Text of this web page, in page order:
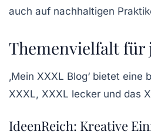
auch auf nachhaltigen
Themenvielfalt für
‚Mein XXXL Blog‘ bietet
XXXL, XXXL lecker und das
IdeenReich: Kreative